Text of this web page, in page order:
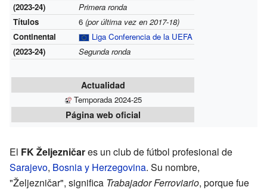
(2023-24)
Primera ronda
Títulos
6 (por última vez en 2017-18)
Continental
Liga Conferencia de la UEFA
(2023-24)
Segunda ronda
Actualidad
Temporada 2024-25
Página web oficial
El FK Željezničares un club de fútbol profesional de
Sarajevo, Bosnia y Herzegovina. Su nombre,
"Željezničar", significa Trabajador Ferroviario, porque fue